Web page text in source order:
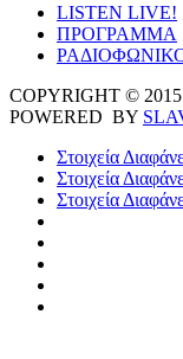
LISTEN LIVE!
ΠΡΟΓΡΑΜΜΑ
COPYRIGHT ©
POWERED BY
Στοιχεία
Στοιχεία
Στοιχεία